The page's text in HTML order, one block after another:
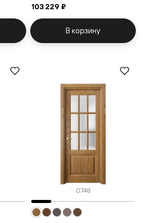
103 229 ₽
В корзину
0748